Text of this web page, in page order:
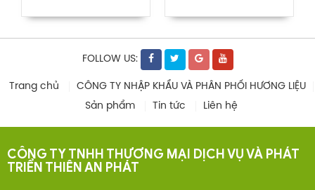
FOLLOW US:
Trang chủ
CÔNG TY NHẬP KHẨU VÀ PHÂN PHỐI HƯƠNG LIỆU
Sản phẩm
Tin tức Liên hệ
CÔNG TY TNHH THƯƠNG MẠI DỊCH VỤ VÀ PHÁT
TRIỂN THIÊN AN PHÁT